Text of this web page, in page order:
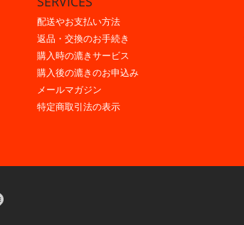
配送やお支払い方法
返品・交換のお手続き
購入時の漉きサービス
購入後の漉きのお申込み
メールマガジン
特定商取引法の表示